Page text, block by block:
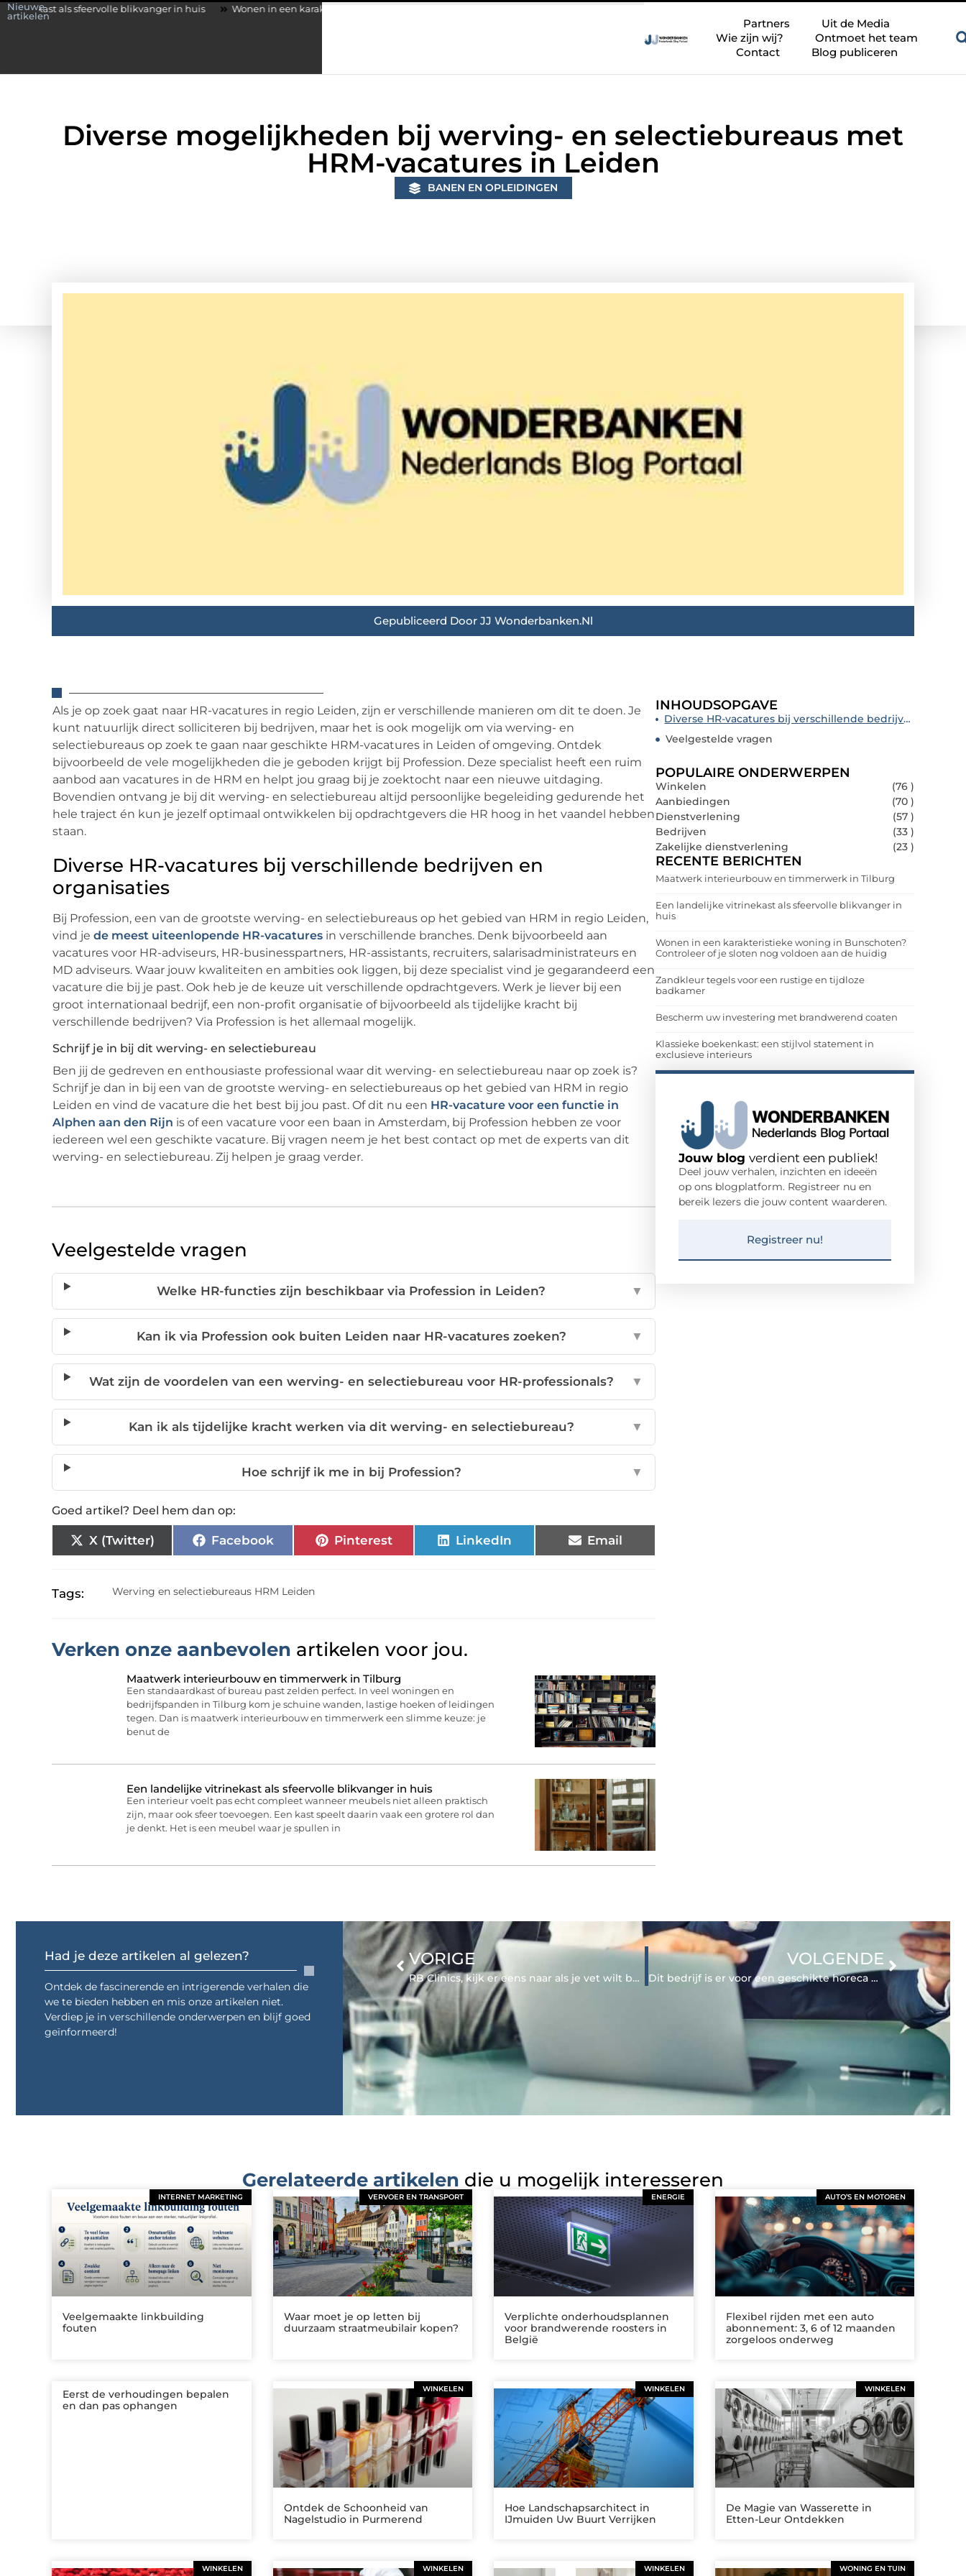
Nieuwe
artikelen
blikvanger in huis Wonen in een karakteristieke woning in Bunschoten? Controleer of je sloten nog voldoen aan de huidig
Partners
Uit de Media
Wie zijn wij?
Ontmoet het team
Contact
Blog publiceren
Diverse mogelijkheden bij werving- en selectiebureaus met
HRM-vacatures in Leiden
BANEN EN OPLEIDINGEN
Gepubliceerd Door JJ Wonderbanken.nl
Als je op zoek gaat naar HR-vacatures in regio Leiden, zijn er verschillende manieren om dit te doen. Je
kunt natuurlijk direct solliciteren bij bedrijven, maar het is ook mogelijk om via werving- en
selectiebureaus op zoek te gaan naar geschikte HRM-vacatures in Leiden of omgeving. Ontdek
bijvoorbeeld de vele mogelijkheden die je geboden krijgt bij Profession. Deze specialist heeft een ruim
aanbod aan vacatures in de HRM en helpt jou graag bij je zoektocht naar een nieuwe uitdaging.
Bovendien ontvang je bij dit werving- en selectiebureau altijd persoonlijke begeleiding gedurende het
hele traject én kun je jezelf optimaal ontwikkelen bij opdrachtgevers die HR hoog in het vaandel hebben
staan.
Diverse HR-vacatures bij verschillende bedrijven en
organisaties
Bij Profession, een van de grootste werving- en selectiebureaus op het gebied van HRM in regio Leiden,
vind je de meest uiteenlopende HR-vacatures in verschillende branches. Denk bijvoorbeeld aan
vacatures voor HR-adviseurs, HR-businesspartners, HR-assistants, recruiters, salarisadministrateurs en
MD adviseurs. Waar jouw kwaliteiten en ambities ook liggen, bij deze specialist vind je gegarandeerd een
vacature die bij je past. Ook heb je de keuze uit verschillende opdrachtgevers. Werk je liever bij een
groot internationaal bedrijf, een non-profit organisatie of bijvoorbeeld als tijdelijke kracht bij
verschillende bedrijven? Via Profession is het allemaal mogelijk.
Schrijf je in bij dit werving- en selectiebureau
Ben jij de gedreven en enthousiaste professional waar dit werving- en selectiebureau naar op zoek is?
Schrijf je dan in bij een van de grootste werving- en selectiebureaus op het gebied van HRM in regio
Leiden en vind de vacature die het best bij jou past. Of dit nu een HR-vacature voor een functie in
Alphen aan den Rijn is of een vacature voor een baan in Amsterdam, bij Profession hebben ze voor
iedereen wel een geschikte vacature. Bij vragen neem je het best contact op met de experts van dit
werving- en selectiebureau. Zij helpen je graag verder.
Veelgestelde vragen
Welke HR-functies zijn beschikbaar via Profession in Leiden? ▼
Kan ik via Profession ook buiten Leiden naar HR-vacatures zoeken? ▼
Wat zijn de voordelen van een werving- en selectiebureau voor HR-professionals? ▼
Kan ik als tijdelijke kracht werken via dit werving- en selectiebureau? ▼
Hoe schrijf ik me in bij Profession? ▼
Goed artikel? Deel hem dan op:
X (Twitter) Facebook Pinterest LinkedIn Email
Tags: Werving en selectiebureaus HRM Leiden
Verken onze aanbevolen artikelen voor jou.
Maatwerk interieurbouw en timmerwerk in Tilburg
Een standaardkast of bureau past zelden perfect. In veel woningen en
bedrijfspanden in Tilburg kom je schuine wanden, lastige hoeken of leidingen
tegen. Dan is maatwerk interieurbouw en timmerwerk een slimme keuze: je
benut de
Een landelijke vitrinekast als sfeervolle blikvanger in huis
Een interieur voelt pas echt compleet wanneer meubels niet alleen praktisch
zijn, maar ook sfeer toevoegen. Een kast speelt daarin vaak een grotere rol dan
je denkt. Het is een meubel waar je spullen in
INHOUDSOPGAVE
Diverse HR-vacatures bij verschillende bedrijven en organisaties
Veelgestelde vragen
POPULAIRE ONDERWERPEN
Winkelen
(76 )
Aanbiedingen
(70 )
Dienstverlening
(57 )
Bedrijven
(33 )
Zakelijke dienstverlening
(23 )
RECENTE BERICHTEN
Maatwerk interieurbouw en timmerwerk in Tilburg
Een landelijke vitrinekast als sfeervolle blikvanger in
huis
Wonen in een karakteristieke woning in Bunschoten?
Controleer of je sloten nog voldoen aan de huidig
Zandkleur tegels voor een rustige en tijdloze
badkamer
Bescherm uw investering met brandwerend coaten
Klassieke boekenkast: een stijlvol statement in
exclusieve interieurs
Jouw blog verdient een publiek!
Deel jouw verhalen, inzichten en ideeën
op ons blogplatform. Registreer nu en
bereik lezers die jouw content waarderen.
Registreer nu!
Had je deze artikelen al gelezen?
Ontdek de fascinerende en intrigerende verhalen die
we te bieden hebben en mis onze artikelen niet.
Verdiep je in verschillende onderwerpen en blijf goed
geïnformeerd!
VORIGE
RB Clinics, kijk er eens naar als je vet wilt bevriezen
VOLGENDE
Dit bedrijf is er voor een geschikte horeca espresso koffiemachine in de regio Eindhoven
Gerelateerde artikelen die u mogelijk interesseren
INTERNET MARKETING
Veelgemaakte linkbuilding
fouten
VERVOER EN TRANSPORT
Waar moet je op letten bij
duurzaam straatmeubilair kopen?
ENERGIE
Verplichte onderhoudsplannen
voor brandwerende roosters in
België
AUTO’S EN MOTOREN
Flexibel rijden met een auto
abonnement: 3, 6 of 12 maanden
zorgeloos onderweg
Eerst de verhoudingen bepalen
en dan pas ophangen
WINKELEN
Ontdek de Schoonheid van
Nagelstudio in Purmerend
WINKELEN
Hoe Landschapsarchitect in
IJmuiden Uw Buurt Verrijken
WINKELEN
De Magie van Wasserette in
Etten-Leur Ontdekken
WINKELEN WINKELEN WINKELEN WONING EN TUIN